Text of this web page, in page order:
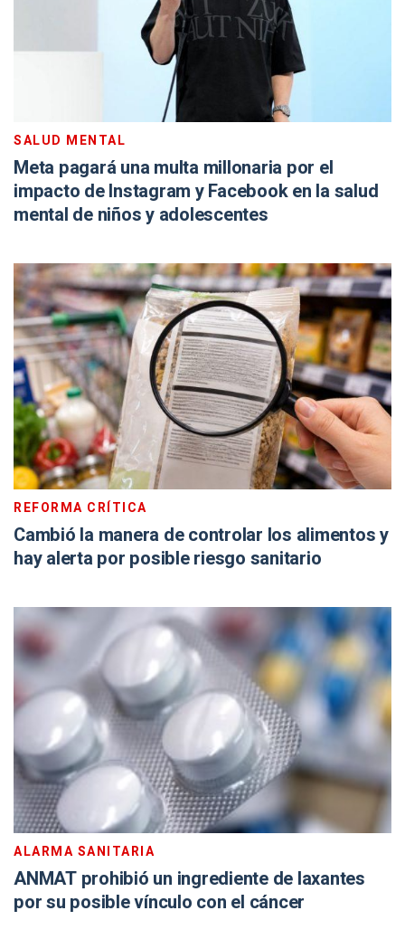
SALUD MENTAL
Meta pagará una multa millonaria por el
impacto de Instagram y Facebook en la salud
mental de niños y adolescentes
REFORMA CRÍTICA
Cambió la manera de controlar los alimentos y
hay alerta por posible riesgo sanitario
ALARMA SANITARIA
ANMAT prohibió un ingrediente de laxantes
por su posible vínculo con el cáncer